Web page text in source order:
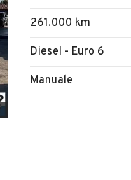
261.000 km
Diesel - Euro 6
Manuale